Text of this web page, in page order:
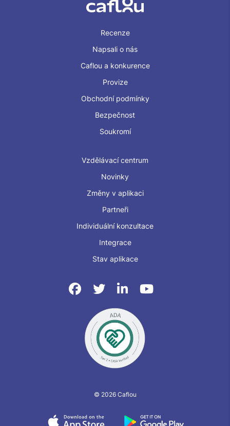
Recenze
Napsali o nás
Caflou a konkurence
Provize
Obchodní podmínky
Bezpečnost
Soukromí
Vzdělávací centrum
Novinky
Změny v aplikaci
Partneři
Individuální konzultace
Integrace
Stav aplikace
© 2026 Caflou